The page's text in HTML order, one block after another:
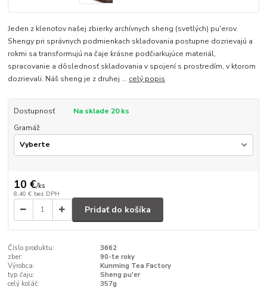
Jeden z klenotov našej zbierky archívnych sheng (svetlých) pu'erov.
Shengy pri správnych podmienkach skladovania postupne dozrievajú a
rokmi sa transformujú na čaje krásne podčiarkujúce materiál,
spracovanie a dôslednosť skladovania v spojení s prostredím, v ktorom
dozrievali. Náš sheng je z druhej ... celý popis
Dostupnosť
Na sklade 20 ks
Gramáž
10 €/ks
8,40 € bez DPH
Pridať do košíka
Číslo produktu:
3662
zber:
90-te roky
Výrobca:
Kunming Tea Factory
typ čaju:
Sheng pu'er
celý koláč:
357g